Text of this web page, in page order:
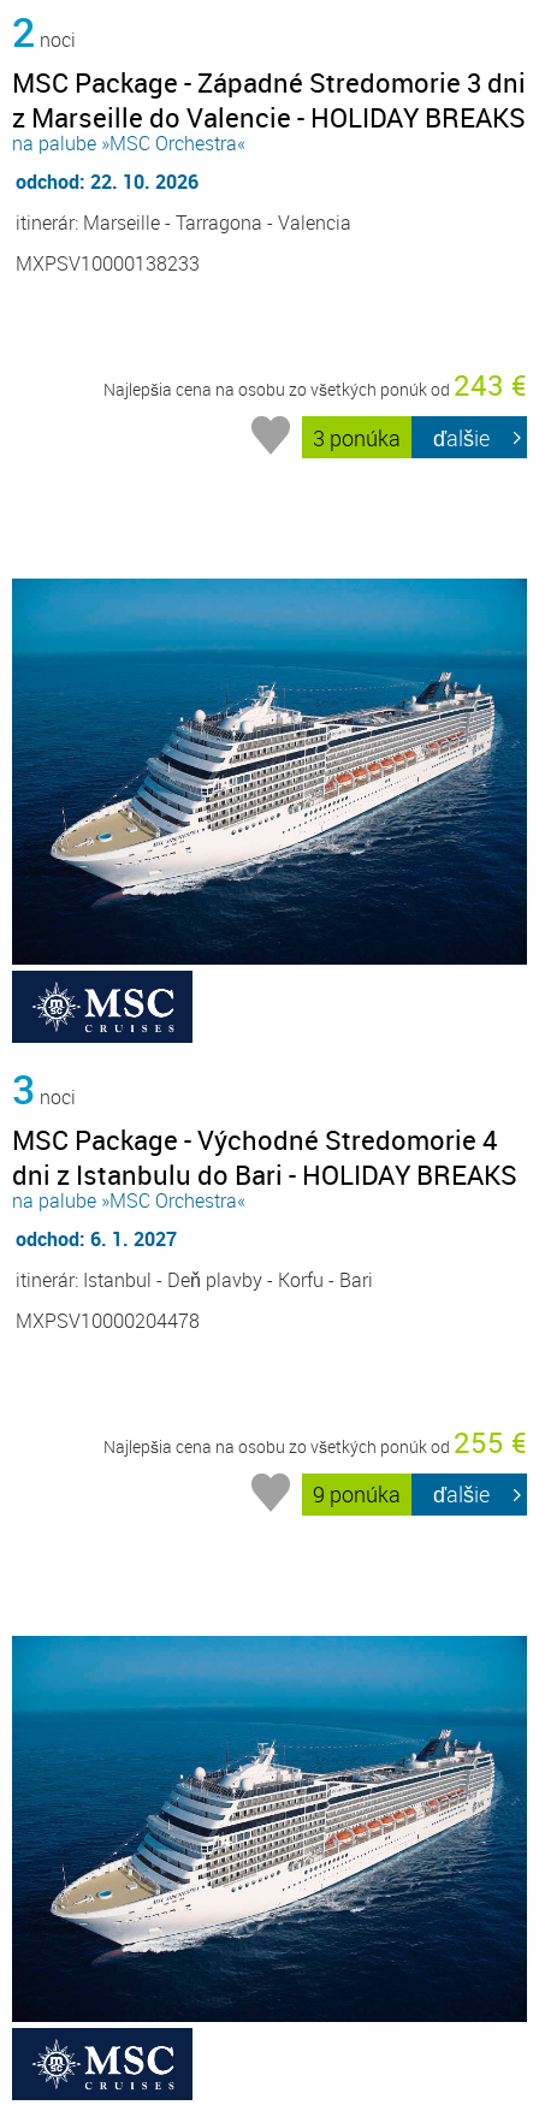
2 noci
MSC Package - Západné Stredomorie 3 dni
z Marseille do Valencie - HOLIDAY BREAKS
na palube »MSC Orchestra«
odchod: 22. 10. 2026
itinerár: Marseille - Tarragona - Valencia
MXPSV10000138233
Najlepšia cena na osobu zo všetkých ponúk od 243 €
3 ponúka ďalšie
3 noci
MSC Package - Východné Stredomorie 4
dni z Istanbulu do Bari - HOLIDAY BREAKS
na palube »MSC Orchestra«
odchod: 6. 1. 2027
itinerár: Istanbul - Deň plavby - Korfu - Bari
MXPSV10000204478
Najlepšia cena na osobu zo všetkých ponúk od 255 €
9 ponúka ďalšie